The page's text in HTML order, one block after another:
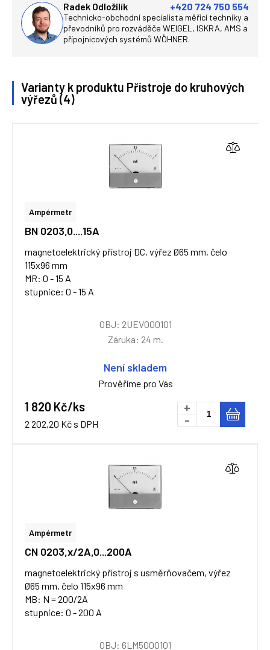
Radek Odložilík +420 724 750 554
Technicko-obchodní specialista měřicí techniky a
převodníků pro rozváděče WEIGEL, ISKRA, AMS a
přípojnicových systémů WÖHNER.
Varianty k produktu Přístroje do kruhových
výřezů (4)
Ampérmetr
BN 0203,0....15A
magnetoelektrický přístroj DC, výřez Ø65 mm, čelo
115x96 mm
MR: 0 - 15 A
stupnice: 0 - 15 A
OBJ: 2UEV000101
Záruka: 24 m.
Není skladem
Prověříme pro Vás
1 820 Kč/ks
2 202,20 Kč s DPH
+
-
Ampérmetr
CN 0203,x/2A,0...200A
magnetoelektrický přístroj s usměrňovačem, výřez
Ø65 mm, čelo 115x96 mm
MB: N = 200/2A
stupnice: 0 - 200 A
OBJ: 6LM5000101